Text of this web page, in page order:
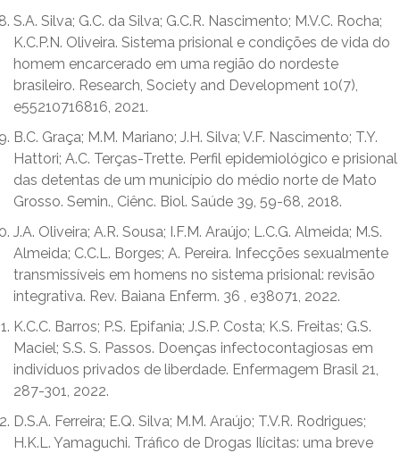
S.A. Silva; G.C. da Silva; G.C.R. Nascimento; M.V.C. Rocha;
K.C.P.N. Oliveira. Sistema prisional e condições de vida do
homem encarcerado em uma região do nordeste
brasileiro. Research, Society and Development 10(7),
e55210716816, 2021.
B.C. Graça; M.M. Mariano; J.H. Silva; V.F. Nascimento; T.Y.
Hattori; A.C. Terças-Trette. Perfil epidemiológico e prisional
das detentas de um município do médio norte de Mato
Grosso. Semin., Ciênc. Biol. Saúde 39, 59-68, 2018.
J.A. Oliveira; A.R. Sousa; I.F.M. Araújo; L.C.G. Almeida; M.S.
Almeida; C.C.L. Borges; A. Pereira. Infecções sexualmente
transmissíveis em homens no sistema prisional: revisão
integrativa. Rev. Baiana Enferm. ‏ 36, e38071, 2022.
K.C.C. Barros; P.S. Epifania; J.S.P. Costa; K.S. Freitas; G.S.
Maciel; S.S. S. Passos. Doenças infectocontagiosas em
indivíduos privados de liberdade. Enfermagem Brasil 21,
287-301, 2022.
D.S.A. Ferreira; E.Q. Silva; M.M. Araújo; T.V.R. Rodrigues;
H.K.L. Yamaguchi. Tráfico de Drogas Ilícitas: uma breve